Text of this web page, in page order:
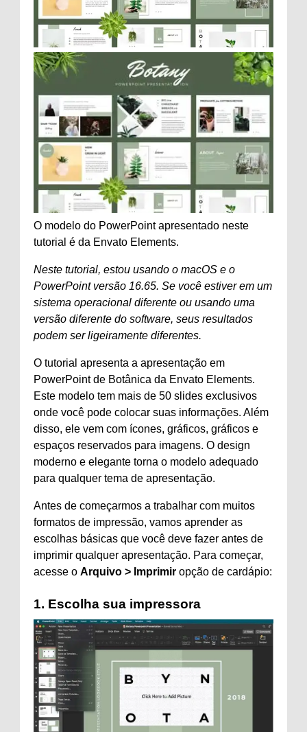
O modelo do PowerPoint apresentado neste
tutorial é da Envato Elements.
Neste tutorial, estou usando o macOS e o
PowerPoint versão 16.65. Se você estiver em um
sistema operacional diferente ou usando uma
versão diferente do software, seus resultados
podem ser ligeiramente diferentes.
O tutorial apresenta a apresentação em
PowerPoint de Botânica da Envato Elements.
Este modelo tem mais de 50 slides exclusivos
onde você pode colocar suas informações. Além
disso, ele vem com ícones, gráficos, gráficos e
espaços reservados para imagens. O design
moderno e elegante torna o modelo adequado
para qualquer tema de apresentação.
Antes de começarmos a trabalhar com muitos
formatos de impressão, vamos aprender as
escolhas básicas que você deve fazer antes de
imprimir qualquer apresentação. Para começar,
acesse o Arquivo > Imprimir opção de cardápio:
1. Escolha sua impressora